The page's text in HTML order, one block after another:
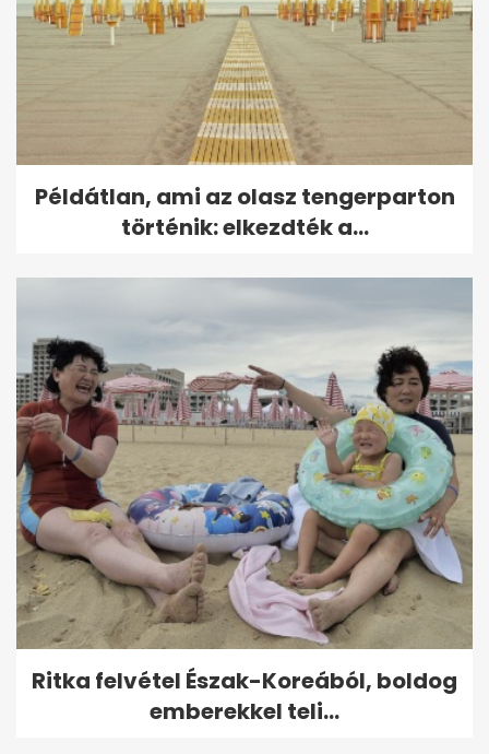
Példátlan, ami az olasz tengerparton
történik: elkezdték a...
Ritka felvétel Észak-Koreából, boldog
emberekkel teli...